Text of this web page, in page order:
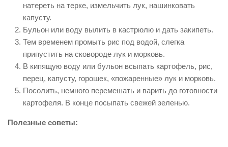
натереть на терке, измельчить лук, нашинковать
капусту.
Бульон или воду вылить в кастрюлю и дать закипеть.
Тем временем промыть рис под водой, слегка
припустить на сковороде лук и морковь.
В кипящую воду или бульон всыпать картофель, рис,
перец, капусту, горошек, «пожаренные» лук и морковь.
Посолить, немного перемешать и варить до готовности
картофеля. В конце посыпать свежей зеленью.
Полезные советы: